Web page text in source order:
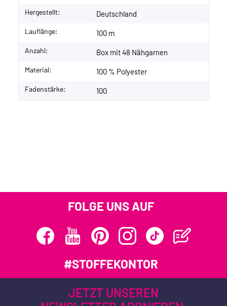
Hergestellt: Deutschland
Lauflänge: 100 m
Anzahl: Box mit 48 Nähgarnen
Material: 100 % Polyester
Fadenstärke: 100
FOLGE UNS AUF
#STOFFEKONTOR
JETZT UNSEREN